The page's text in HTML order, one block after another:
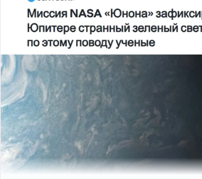
https://vk.com/wall-231439070_3653